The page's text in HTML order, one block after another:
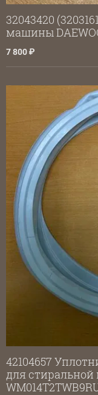
32043420
машины
7 800
42104657
для